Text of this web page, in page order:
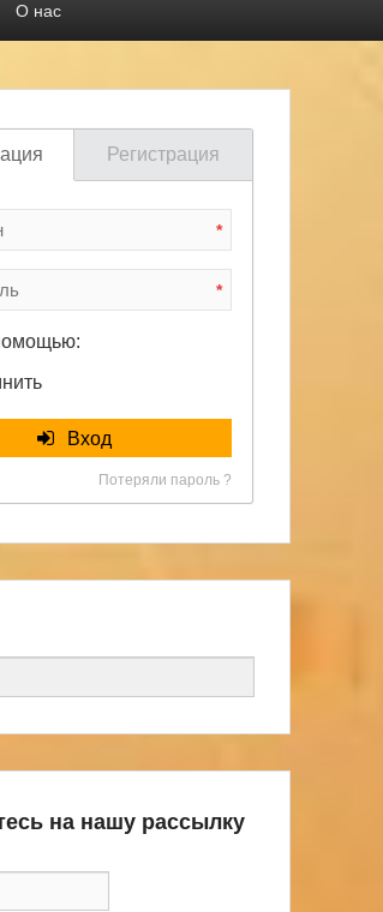
О нас
Регистрация
*
*
Вход
Потеряли пароль ?
на нашу рассылку